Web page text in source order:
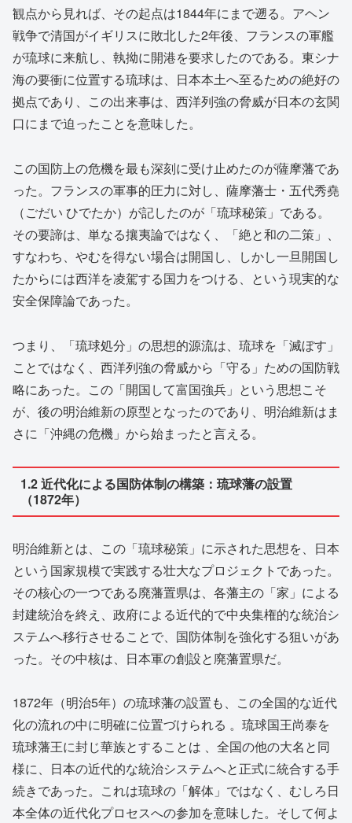
観点から見れば、その起点は1844年にまで遡る。アヘン
戦争で清国がイギリスに敗北した2年後、フランスの軍艦
が琉球に来航し、執拗に開港を要求したのである。東シナ
海の要衝に位置する琉球は、日本本土へ至るための絶好の
拠点であり、この出来事は、西洋列強の脅威が日本の玄関
口にまで迫ったことを意味した。
この国防上の危機を最も深刻に受け止めたのが薩摩藩であ
った。フランスの軍事的圧力に対し、薩摩藩士・五代秀堯
（ごだい ひでたか）が記したのが「琉球秘策」である。
その要諦は、単なる攘夷論ではなく、「絶と和の二策」、
すなわち、やむを得ない場合は開国し、しかし一旦開国し
たからには西洋を凌駕する国力をつける、という現実的な
安全保障論であった。
つまり、「琉球処分」の思想的源流は、琉球を「滅ぼす」
ことではなく、西洋列強の脅威から「守る」ための国防戦
略にあった。この「開国して富国強兵」という思想こそ
が、後の明治維新の原型となったのであり、明治維新はま
さに「沖縄の危機」から始まったと言える。
1.2 近代化による国防体制の構築：琉球藩の設置
（1872年）
明治維新とは、この「琉球秘策」に示された思想を、日本
という国家規模で実践する壮大なプロジェクトであった。
その核心の一つである廃藩置県は、各藩主の「家」による
封建統治を終え、政府による近代的で中央集権的な統治シ
ステムへ移行させることで、国防体制を強化する狙いがあ
った。その中核は、日本軍の創設と廃藩置県だ。
1872年（明治5年）の琉球藩の設置も、この全国的な近代
化の流れの中に明確に位置づけられる 。琉球国王尚泰を
琉球藩王に封じ華族とすることは 、全国の他の大名と同
様に、日本の近代的な統治システムへと正式に統合する手
続きであった。これは琉球の「解体」ではなく、むしろ日
本全体の近代化プロセスへの参加を意味した。そして何よ